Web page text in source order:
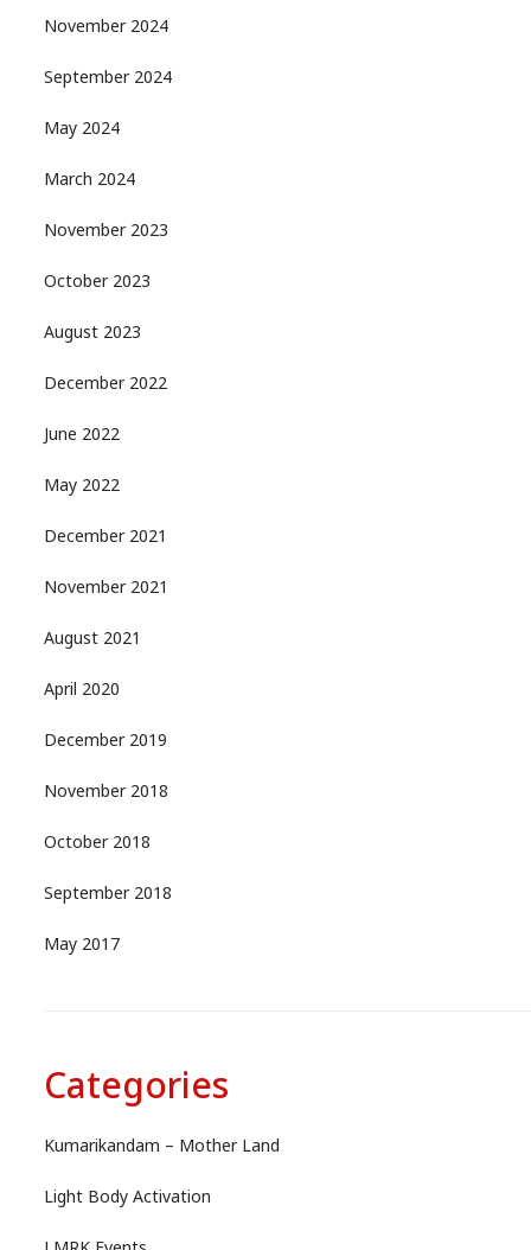
November 2024
September 2024
May 2024
March 2024
November 2023
October 2023
August 2023
December 2022
June 2022
May 2022
December 2021
November 2021
August 2021
April 2020
December 2019
November 2018
October 2018
September 2018
May 2017
Categories
Kumarikandam – Mother Land
Light Body Activation